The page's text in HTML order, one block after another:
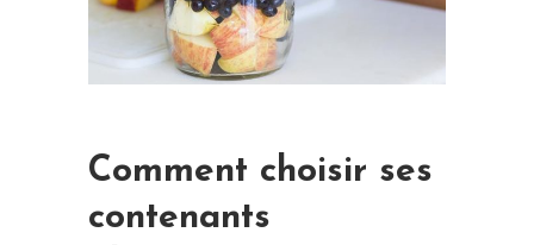
Comment choisir ses
contenants